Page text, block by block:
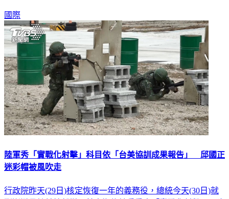
國際
陸軍秀「實戰化射擊」科目依「台美協訓成果報告」 邱國正